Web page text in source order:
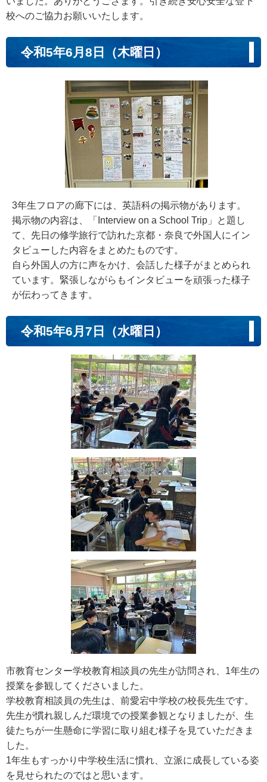
校へのご協力お願いいたします。
令和5年6月8日（木曜日）
3年生フロアの廊下には、英語科の掲示物があります。
掲示物の内容は、「Interview on a School Trip」と題し
て、先日の修学旅行で訪れた京都・奈良で外国人にイン
タビューした内容をまとめたものです。
自ら外国人の方に声をかけ、会話した様子がまとめられ
ています。緊張しながらもインタビューを頑張った様子
が伝わってきます。
令和5年6月7日（水曜日）
市教育センター学校教育相談員の先生が訪問され、1年生の
授業を参観してくださいました。
学校教育相談員の先生は、前愛宕中学校の校長先生です。
先生が慣れ親しんだ環境での授業参観となりましたが、生
徒たちが一生懸命に学習に取り組む様子を見ていただきま
した。
1年生もすっかり中学校生活に慣れ、立派に成長している姿
を見せられたのではと思います。